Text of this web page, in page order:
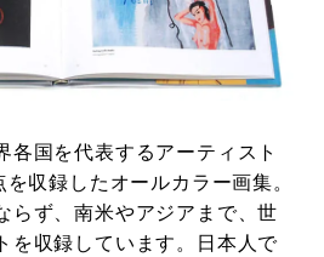
各国を代表するアーティスト
収録したオールカラー画集。
らず、南米やアジアまで、世
を収録しています。日本人で